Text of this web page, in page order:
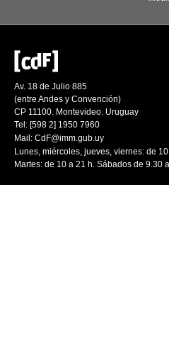
Av. 18 de Julio 885
(entre Andes y Convención)
CP 11100. Montevideo. Uruguay
Tel: [598 2] 1950 7960
Mail: CdF@imm.gub.uy
Lunes, miércoles, jueves, viernes: de
Martes: de 10 a 21 h. Sábados de 9.30